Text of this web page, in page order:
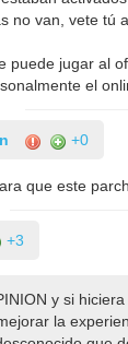
no van, vete tú
puede jugar al
el
+0
que este
+3
y si
la